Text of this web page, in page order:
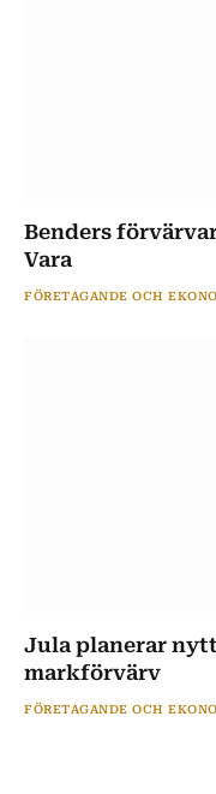
Benders
Vara
FÖRETAGANDE OCH
Jula planerar
markförvärv
FÖRETAGANDE OCH